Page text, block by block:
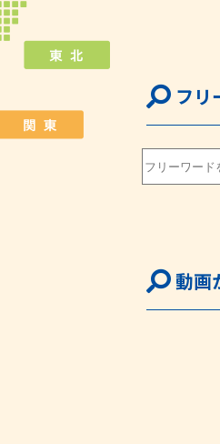
フリ
動画